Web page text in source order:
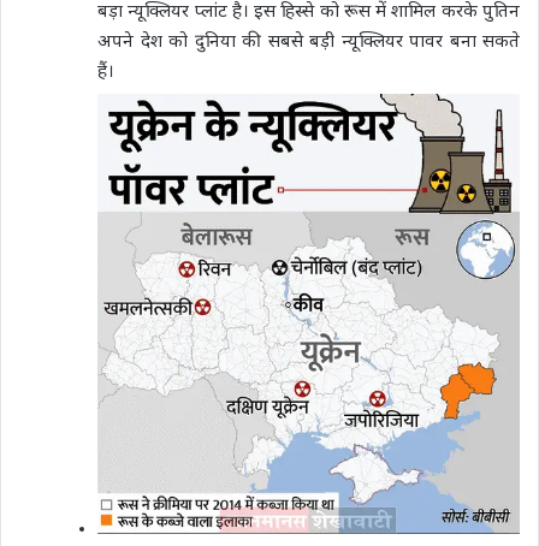
बड़ा न्यूक्लियर प्लांट है। इस हिस्से को रूस में शामिल करके पुतिन
अपने देश को दुनिया की सबसे बड़ी न्यूक्लियर पावर बना सकते
हैं।